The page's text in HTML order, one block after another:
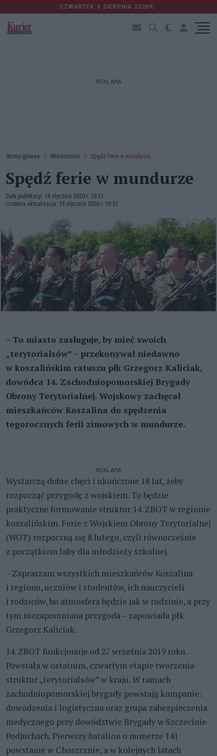
CZWARTEK, 6 SIERPNIA 2026R.
REKLAMA
Strona główna Wiadomości Spędź ferie w mundurze
Spędź ferie w mundurze
Data publikacji: 19 stycznia 2020 r. 10:31
Ostatnia aktualizacja: 19 stycznia 2020 r. 10:31
– To miasto zasługuje, by mieć swoich
„terytorialsów” – przekonywał niedawno
w koszalińskim ratuszu płk Grzegorz Kaliciak,
dowódca 14. Zachodniopomorskiej Brygady
Obrony Terytorialnej. Wojskowy zachęcał
mieszkańców Koszalina do spędzenia
tegorocznych ferii zimowych w mundurze.
REKLAMA
Wystarczą dobre chęci i ukończone 18 lat, żeby
rozpocząć przygodę z wojskiem. To będzie
praktyczne formowanie struktur 14. ZBOT w regionie
koszalińskim. Ferie z Wojskiem Obrony Terytorialnej
(WOT) rozpoczną się 8 lutego, czyli równocześnie
z początkiem laby dla młodzieży szkolnej.
– Zapraszam wszystkich mieszkańców Koszalina
i regionu, uczniów i studentów, ich nauczycieli
i rodziców, bo atmosfera będzie jak w rodzinie, a przy
tym niezapomniana przygoda – zapowiada płk
Grzegorz Kaliciak.
14. ZBOT funkcjonuje od 27 września 2019 roku.
Powstała w ostatnim, czwartym etapie tworzenia
struktur „terytorialsów” w kraju. W ramach
zachodniopomorskiej brygady powstają kompanie:
dowodzenia i logistyczna oraz grupa zabezpieczenia
medycznego przy dowództwie Brygady w Szczecinie-
Podjuchach. Pierwszy batalion o numerze 141
powstanie w Choszcznie, a w kolejnych latach